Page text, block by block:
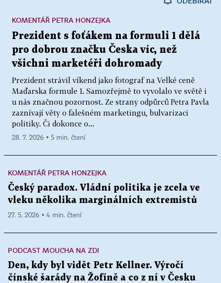
Prezident s foťákem na formuli 1 dělá
pro dobrou značku Česka víc, než
všichni marketéři dohromady
Prezident strávil víkend jako fotograf na Velké ceně
Maďarska formule 1. Samozřejmě to vyvolalo ve světě i
u nás značnou pozornost. Ze strany odpůrců Petra Pavla
zaznívají věty o falešném marketingu, bulvarizaci
politiky. Či dokonce o...
KOMENTÁŘ PETRA HONZEJKA
28. 7. 2026 ▪ 5 min. čtení
KOMENTÁŘ PETRA HONZEJKA
Český paradox. Vládní politika je zcela ve
vleku několika marginálních extremistů
27. 5. 2026 ▪ 4 min. čtení
PODCAST MOUCHA NA ZDI
Den, kdy byl vidět Petr Kellner. Výročí
čínské šarády na Žofíně a co z ní v Česku